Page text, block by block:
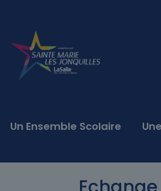
Un Ensemble Scolaire